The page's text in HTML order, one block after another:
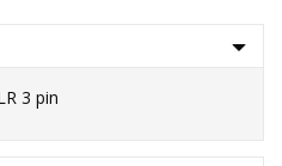
3 pin